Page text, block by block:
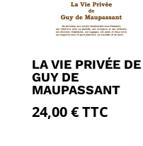
LA VIE PRIVÉE DE
GUY DE
MAUPASSANT
24,00€TTC